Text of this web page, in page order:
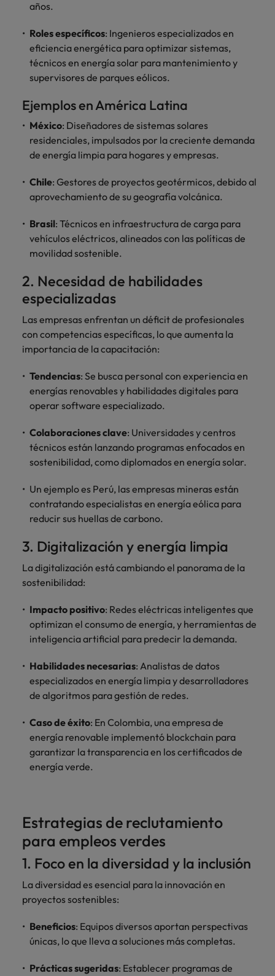
años.
Roles específicos: Ingenieros especializados en
eficiencia energética para optimizar sistemas,
técnicos en energía solar para mantenimiento y
supervisores de parques eólicos.
Ejemplos en América Latina
México: Diseñadores de sistemas solares
residenciales, impulsados por la creciente demanda
de energía limpia para hogares y empresas.
Chile: Gestores de proyectos geotérmicos, debido al
aprovechamiento de su geografía volcánica.
Brasil: Técnicos en infraestructura de carga para
vehículos eléctricos, alineados con las políticas de
movilidad sostenible.
2. Necesidad de habilidades
especializadas
Las empresas enfrentan un déficit de profesionales
con competencias específicas, lo que aumenta la
importancia de la capacitación:
Tendencias: Se busca personal con experiencia en
energías renovables y habilidades digitales para
operar software especializado.
Colaboraciones clave: Universidades y centros
técnicos están lanzando programas enfocados en
sostenibilidad, como diplomados en energía solar.
Un ejemplo es Perú, las empresas mineras están
contratando especialistas en energía eólica para
reducir sus huellas de carbono.
3. Digitalización y energía limpia
La digitalización está cambiando el panorama de la
sostenibilidad:
Impacto positivo: Redes eléctricas inteligentes que
optimizan el consumo de energía, y herramientas de
inteligencia artificial para predecir la demanda.
Habilidades necesarias: Analistas de datos
especializados en energía limpia y desarrolladores
de algoritmos para gestión de redes.
Caso de éxito: En Colombia, una empresa de
energía renovable implementó blockchain para
garantizar la transparencia en los certificados de
energía verde.
Estrategias de reclutamiento
para empleos verdes
1. Foco en la diversidad y la inclusión
La diversidad es esencial para la innovación en
proyectos sostenibles:
Beneficios: Equipos diversos aportan perspectivas
únicas, lo que lleva a soluciones más completas.
Prácticas sugeridas: Establecer programas de